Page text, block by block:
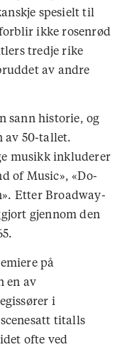
spesielt til
ikke rosenrød
tredje rike
av andre
sann historie, og
av 50-tallet.
musikk inkluderer
of Music», «Do-
Etter Broadway-
gjennom den
på
en av
i
titalls
ofte ved